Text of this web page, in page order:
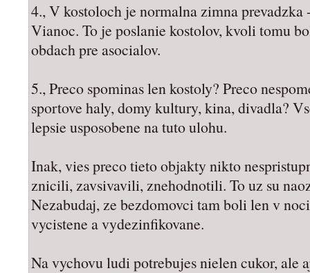
4., V kostoloch je normalna zimna prevadzka
Vianoc. To je poslanie kostolov, kvoli tomu
obdach pre asocialov.
5., Preco spominas len kostoly? Preco
sportove haly, domy kultury, kina, divadla?
lepsie usposobene na tuto ulohu.
Inak, vies preco tieto objakty nikto
znicili, zavsivavili, znehodnotili. To uz su
Nezabudaj, ze bezdomovci tam boli len v
vycistene a vydezinfikovane.
Na vychovu ludi potrebujes nielen cukor, ale